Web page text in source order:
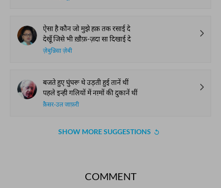
ऐसा है कौन जो मुझे हक़ तक रसाई दे
देखूँ जिसे भी ख़ौफ़-ज़दा सा दिखाई दे
ज़ेबुन्निसा ज़ेबी
बजते हुए घुंघरू थे उड़ती हुई तानें थीं
पहले इन्ही गलियों में नग़्मों की दुकानें थीं
क़ैसर-उल जाफ़री
SHOW MORE SUGGESTIONS
COMMENT